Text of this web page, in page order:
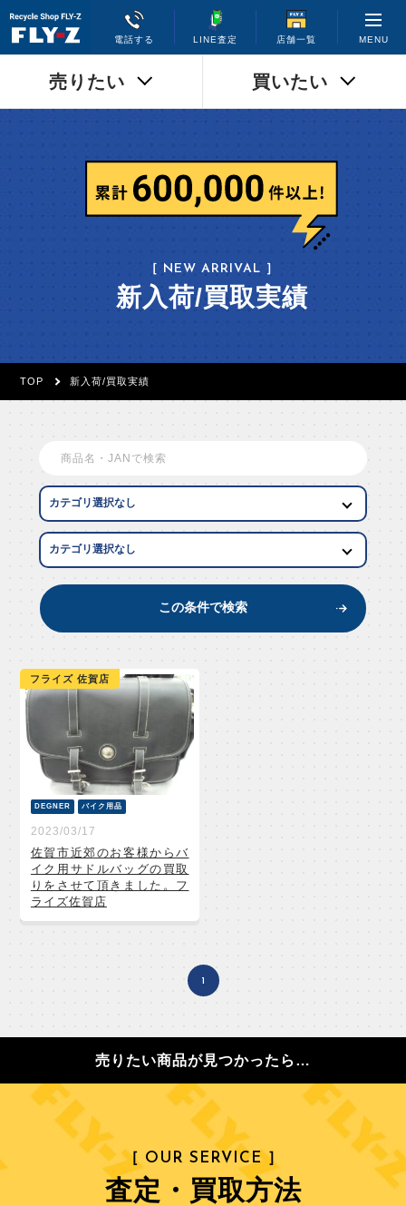
電話する LINE査定 店舗一覧 MENU
売りたい 買いたい
［ NEW ARRIVAL ］
新入荷/買取実績
TOP 新入荷/買取実績
この条件で検索
フライズ 佐賀店
DEGNER バイク用品
2023/03/17
佐賀市近郊のお客様からバ
イク用サドルバッグの買取
りをさせて頂きました。フ
ライズ佐賀店
1
売りたい商品が見つかったら…
［ OUR SERVICE ］
査定・買取方法